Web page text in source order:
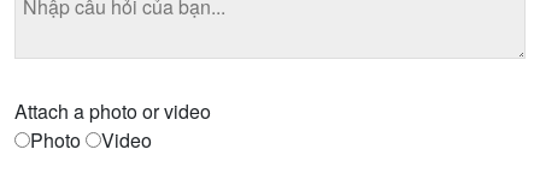
Attach a photo or video
Photo
Video